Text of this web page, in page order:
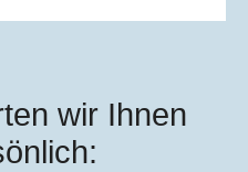
wir Ihnen